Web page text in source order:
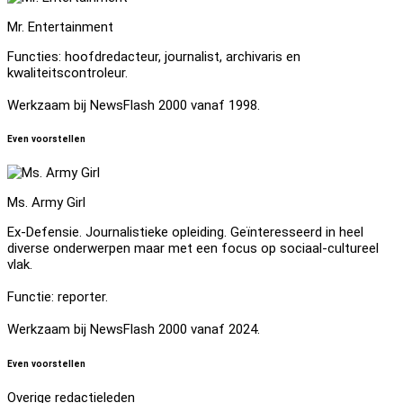
Mr. Entertainment
Functies: hoofdredacteur, journalist, archivaris en
kwaliteitscontroleur.
Werkzaam bij NewsFlash 2000 vanaf 1998.
Even voorstellen
Ms. Army Girl
Ex-Defensie. Journalistieke opleiding. Geïnteresseerd in heel
diverse onderwerpen maar met een focus op sociaal-cultureel
vlak.
Functie: reporter.
Werkzaam bij NewsFlash 2000 vanaf 2024.
Even voorstellen
Overige redactieleden